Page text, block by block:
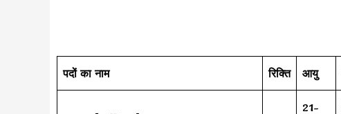
पदों का नाम रिक्ति आयु
21-